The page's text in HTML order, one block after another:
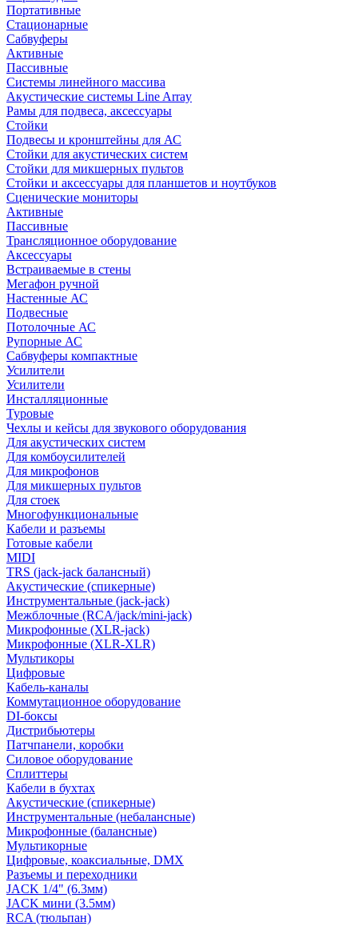
Портативные
Стационарные
Сабвуферы
Активные
Пассивные
Системы линейного массива
Акустические системы Line Array
Рамы для подвеса, аксессуары
Стойки
Подвесы и кронштейны для АС
Стойки для акустических систем
Стойки для микшерных пультов
Стойки и аксессуары для планшетов и ноутбуков
Сценические мониторы
Активные
Пассивные
Трансляционное оборудование
Аксессуары
Встраиваемые в стены
Мегафон ручной
Настенные АС
Подвесные
Потолочные АС
Рупорные АС
Сабвуферы компактные
Усилители
Усилители
Инсталляционные
Туровые
Чехлы и кейсы для звукового оборудования
Для акустических систем
Для комбоусилителей
Для микрофонов
Для микшерных пультов
Для стоек
Многофункциональные
Кабели и разъемы
Готовые кабели
MIDI
TRS (jack-jack балансный)
Акустические (спикерные)
Инструментальные (jack-jack)
Межблочные (RCA/jack/mini-jack)
Микрофонные (XLR-jack)
Микрофонные (XLR-XLR)
Мультикоры
Цифровые
Кабель-каналы
Коммутационное оборудование
DI-боксы
Дистрибьютеры
Патчпанели, коробки
Силовое оборудование
Сплиттеры
Кабели в бухтах
Акустические (спикерные)
Инструментальные (небалансные)
Микрофонные (балансные)
Мультикорные
Цифровые, коаксиальные, DMX
Разъемы и переходники
JACK 1/4" (6.3мм)
JACK мини (3.5мм)
RCA (тюльпан)